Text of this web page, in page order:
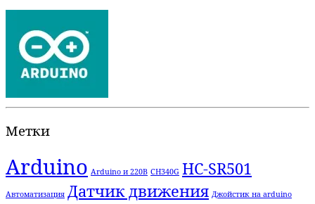
Метки
Arduino Arduino и 220В CH340G HC-SR501
Автоматизация Датчик движения Джойстик на arduino